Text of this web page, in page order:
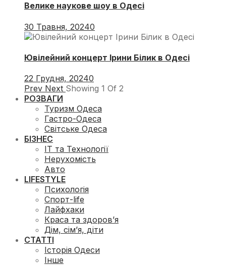
Велике наукове шоу в Одесі
30 Травня, 20240
Ювілейний концерт Ірини Білик в Одесі
22 Грудня, 20240
Prev Next Showing 1 Of 2
РОЗВАГИ
Туризм Одеса
Гастро-Одеса
Світське Одеса
БІЗНЕС
ІТ та Технології
Нерухомість
Авто
LIFESTYLE
Психологія
Спорт-life
Лайфхаки
Краса та здоров’я
Дім, сім’я, діти
СТАТТІ
Історія Одеси
Інше